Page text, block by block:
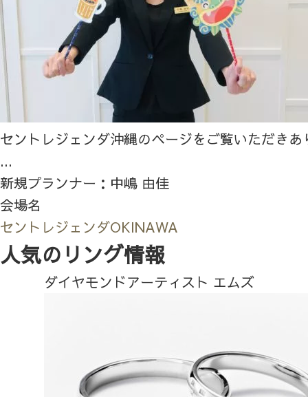
セントレジェンダ沖縄のページをご覧いただき
...
新規プランナー：中嶋 由佳
会場名
セントレジェンダOKINAWA
人気のリング情報
ダイヤモンドアーティスト エムズ